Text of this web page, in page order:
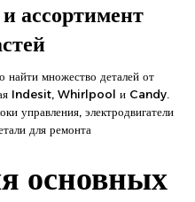
ассортимент
найти множество деталей от
Indesit, Whirlpool и Candy.
управления, электродвигатели
для ремонта.
основных